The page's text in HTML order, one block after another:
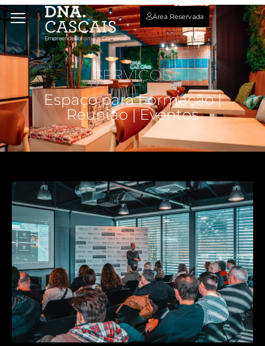
Área Reservada
SERVIÇOS
Espaço para Formação |
Reunião | Eventos